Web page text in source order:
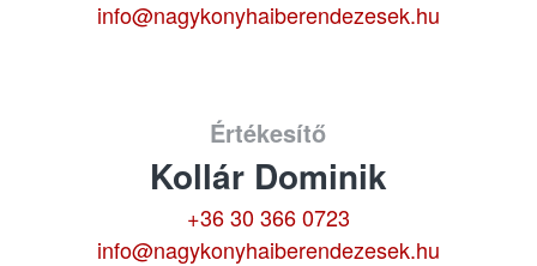
info@nagykonyhaiberendezesek.hu
Értékesítő
Kollár Dominik
+36 30 366 0723
info@nagykonyhaiberendezesek.hu